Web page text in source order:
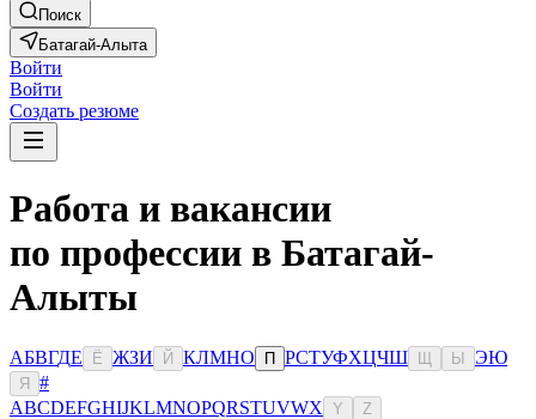
Поиск
Батагай-Алыта
Войти
Войти
Создать резюме
Работа и вакансии
по профессии в Батагай-
Алыты
АБВГДЕ Ё ЖЗИ Й КЛМНО П РСТУФХЦЧШ Ы ЭЮ
Я
#
ABCDEFGHIJKLMNOPQRSTUVWX Y Z